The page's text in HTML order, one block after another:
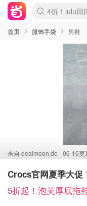
Boticinal 夏
4折！lulu周
还没结束！
Joybuy变相
速领！
疑似霸哥！
Zalando 奥
Moncler反
Coach
首页 服饰手袋 男鞋
来自 dealmoon.de 06-16更
Crocs官网夏季大促
5折起！泡芙厚底拖